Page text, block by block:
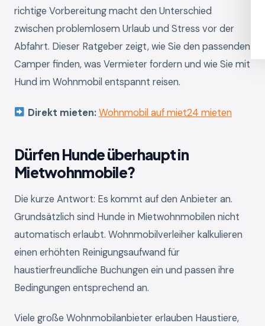
richtige Vorbereitung macht den Unterschied
zwischen problemlosem Urlaub und Stress vor der
Abfahrt. Dieser Ratgeber zeigt, wie Sie den passenden
Camper finden, was Vermieter fordern und wie Sie mit
Hund im Wohnmobil entspannt reisen.
Direkt mieten: Wohnmobil auf miet24 mieten
Dürfen Hunde überhaupt in
Mietwohnmobile?
Die kurze Antwort: Es kommt auf den Anbieter an.
Grundsätzlich sind Hunde in Mietwohnmobilen nicht
automatisch erlaubt. Wohnmobilverleiher kalkulieren
einen erhöhten Reinigungsaufwand für
haustierfreundliche Buchungen ein und passen ihre
Bedingungen entsprechend an.
Viele große Wohnmobilanbieter erlauben Haustiere,